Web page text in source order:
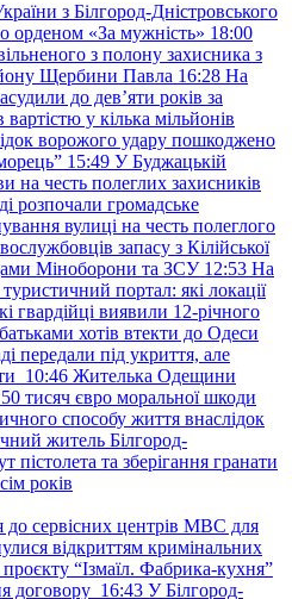
з Білгород-Дністровського
орденом «За мужність» 18:00
з полону захисника з
Щербини Павла 16:28 На
до дев’яти років за
у кілька мільйонів
ворожого удару пошкоджено
15:49 У Буджацькій
на честь полеглих захисників
розпочали громадське
вулиці на честь полеглого
запасу з Кілійської
Міноборони та ЗСУ 12:53 На
портал: які локації
гвардійці виявили 12-річного
хотів втекти до Одеси
передали під укриття, але
10:46 Жителька Одещини
50 тисяч євро моральної шкоди
способу життя внаслідок
житель Білгород-
пістолета та зберігання гранати
років
сервісних центрів МВС для
відкриттям кримінальних
проєкту “Ізмаїл. Фабрика-кухня”
договору 16:43 У Білгород-